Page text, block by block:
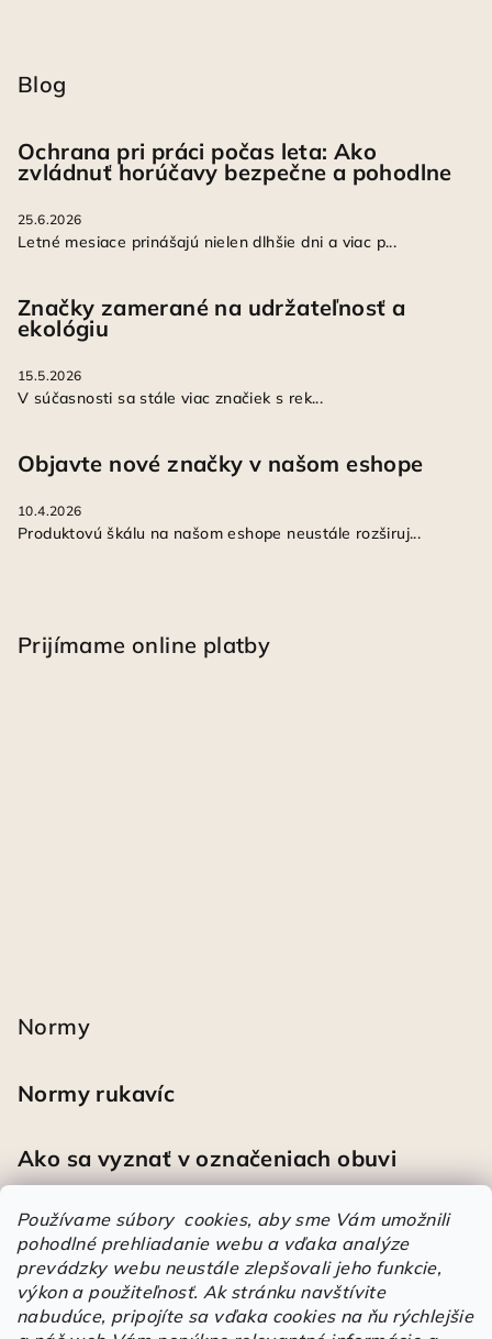
Používame súbory cookies, aby sme Vám umožnili
pohodlné prehliadanie webu a vďaka analýze
prevádzky webu neustále zlepšovali jeho funkcie,
výkon a použiteľnosť. Ak stránku navštívite
nabudúce, pripojíte sa vďaka cookies na ňu rýchlejšie
Blog
Ochrana pri práci počas leta: Ako
zvládnuť horúčavy bezpečne a pohodlne
25.6.2026
Letné mesiace prinášajú nielen dlhšie dni a viac p...
Značky zamerané na udržateľnosť a
ekológiu
15.5.2026
V súčasnosti sa stále viac značiek s rek...
Objavte nové značky v našom eshope
10.4.2026
Produktovú škálu na našom eshope neustále rozširuj...
Prijímame online platby
Normy
Normy rukavíc
Ako sa vyznať v označeniach obuvi
Heureka
Športové pracovné poltopánky PRESTIGE CLASSIC biele